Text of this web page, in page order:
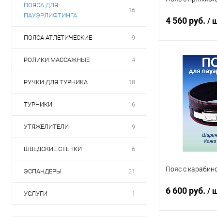
ПОЯСА ДЛЯ
ПАУЭРЛИФТИНГА
16
ПОЯСА АТЛЕТИЧЕСКИЕ 9
РОЛИКИ МАССАЖНЫЕ 4
РУЧКИ ДЛЯ ТУРНИКА 18
ТУРНИКИ 6
УТЯЖЕЛИТЕЛИ 9
ШВЕДСКИЕ СТЕНКИ 6
ЭСПАНДЕРЫ 21
УСЛУГИ 1
4 560 руб. /
В
Купить в 1 клик
В избранное
Размер пояса
M,
Пояс с
6 600 руб. /